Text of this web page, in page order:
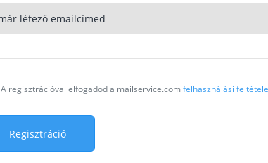
A regisztrációval elfogadod a mailservice.comfelhasználási
Regisztráció